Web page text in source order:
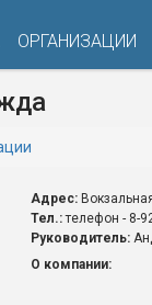
ОРГАНИЗАЦИИ
Адрес:
Тел.:телефон - 8-
Руководитель:
О компании: